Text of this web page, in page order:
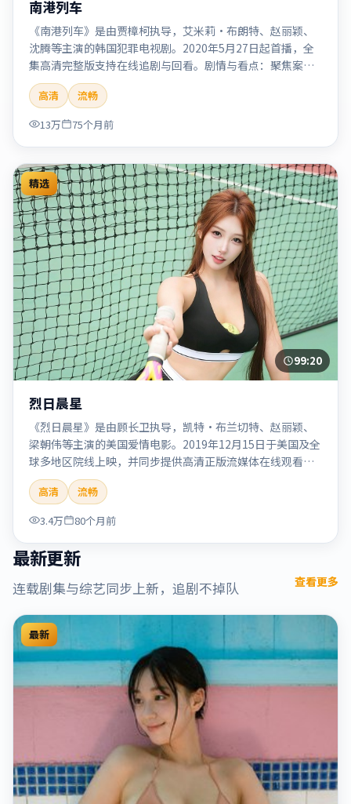
南港列车
《南港列车》是由贾樟柯执导，艾米莉·布朗特、赵丽颖、
沈腾等主演的韩国犯罪电视剧。2020年5月27日起首播，全
集高清完整版支持在线追剧与回看。剧情与看点：聚焦案件
与人性灰色地带，张力十足，兼具社会观察与戏剧冲突。本
片适合检索「南港列车」「贾樟柯」「犯罪」「韩国」
「2020」「2020-05-27上映」等关键词的影迷阅读简介与主
创信息。
高清
流畅
13万
75个月前
精选
99:20
烈日晨星
《烈日晨星》是由顾长卫执导，凯特·布兰切特、赵丽颖、
梁朝伟等主演的美国爱情电影。2019年12月15日于美国及全
球多地区院线上映，并同步提供高清正版流媒体在线观看。
剧情与看点：情感细腻动人，人物关系真实可信，适合喜欢
温情叙事的观众。本片适合检索「烈日晨星」「顾长卫」
「爱情」「美国」「2019」「2019-12-15上映」等关键词的
影迷阅读简介与主创信息。
高清
流畅
3.4万
80个月前
最新更新
连载剧集与综艺同步上新，追剧不掉队 查看更多
最新